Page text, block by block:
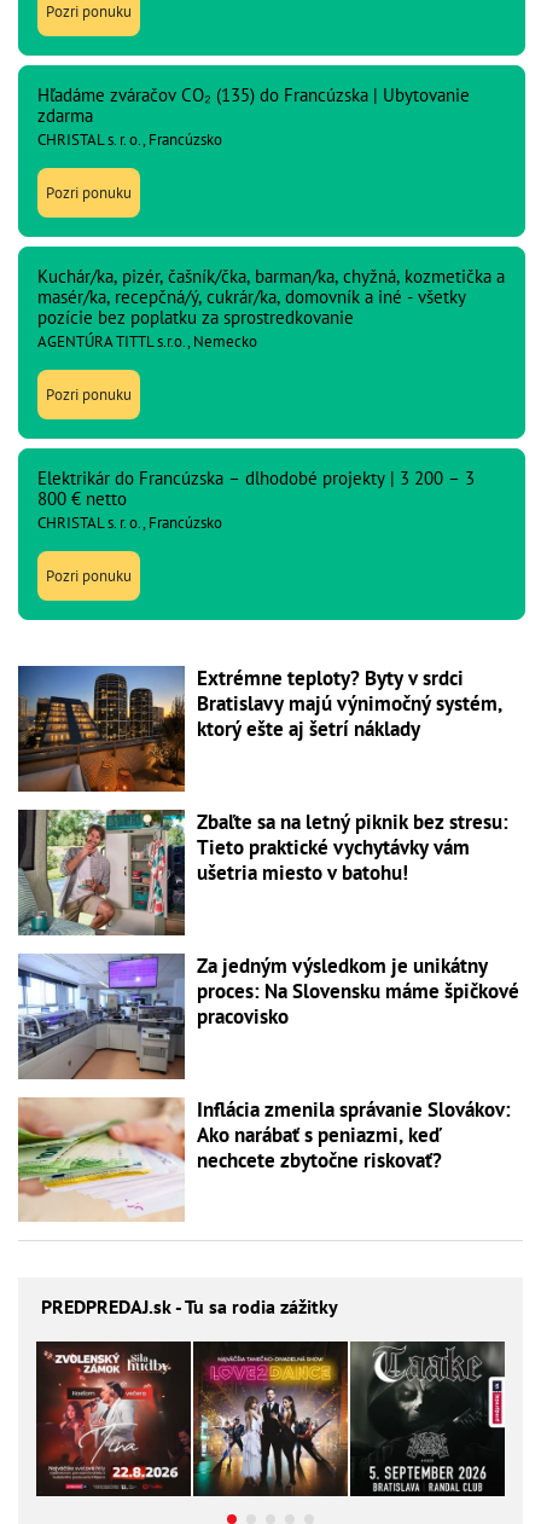
Pozri ponuku
Hľadáme zváračov CO₂ (135) do Francúzska | Ubytovanie
zdarma
CHRISTAL s. r. o., Francúzsko
Pozri ponuku
Kuchár/ka, pizér, čašník/čka, barman/ka, chyžná, kozmetička a
masér/ka, recepčná/ý, cukrár/ka, domovník a iné - všetky
pozície bez poplatku za sprostredkovanie
AGENTÚRA TITTL s.r.o., Nemecko
Pozri ponuku
Elektrikár do Francúzska – dlhodobé projekty | 3 200 – 3
800 € netto
CHRISTAL s. r. o., Francúzsko
Pozri ponuku
Extrémne teploty? Byty v srdci
Bratislavy majú výnimočný systém,
ktorý ešte aj šetrí náklady
Zbaľte sa na letný piknik bez stresu:
Tieto praktické vychytávky vám
ušetria miesto v batohu!
Za jedným výsledkom je unikátny
proces: Na Slovensku máme špičkové
pracovisko
Inflácia zmenila správanie Slovákov:
Ako narábať s peniazmi, keď
nechcete zbytočne riskovať?
PREDPREDAJ.sk - Tu sa rodia zážitky